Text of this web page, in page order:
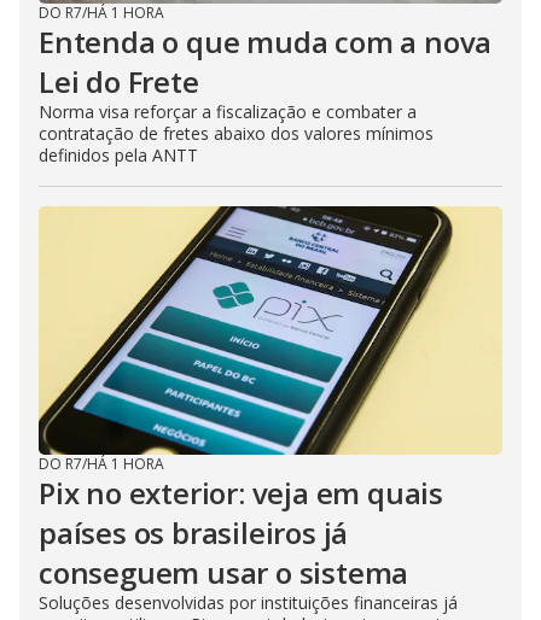
DO R7/HÁ 1 HORA
Entenda o que muda com a nova
Lei do Frete
Norma visa reforçar a fiscalização e combater a
contratação de fretes abaixo dos valores mínimos
definidos pela ANTT
DO R7/HÁ 1 HORA
Pix no exterior: veja em quais
países os brasileiros já
conseguem usar o sistema
Soluções desenvolvidas por instituições financeiras já